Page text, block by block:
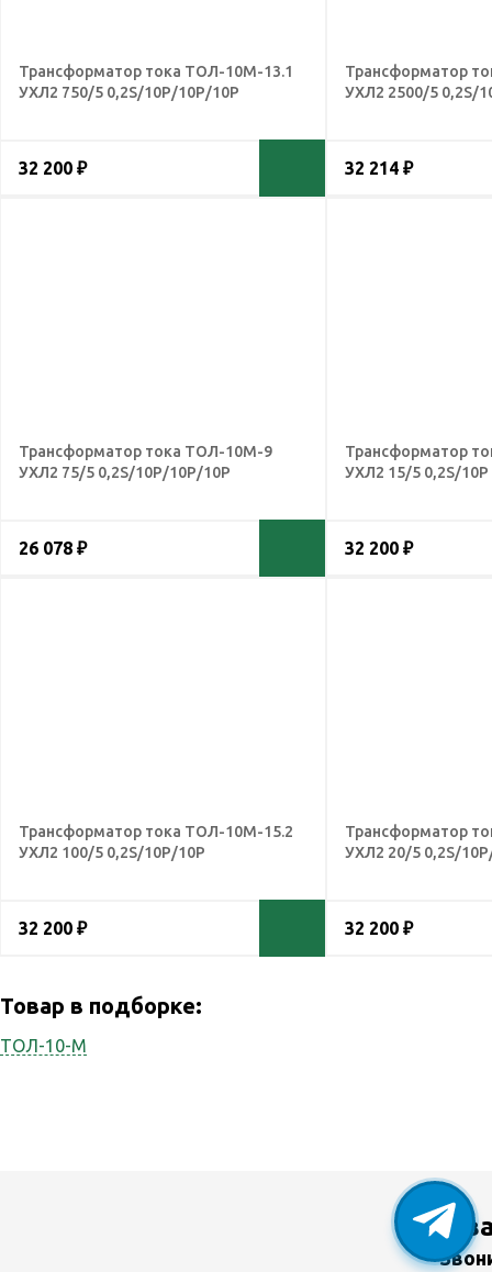
Трансформатор тока ТОЛ-10М-13.1
УХЛ2 750/5 0,2S/10Р/10Р/10Р
32 200 ₽
Трансформатор
УХЛ2 2500/5 0,2S/
32 214 ₽
Трансформатор тока ТОЛ-10М-9
УХЛ2 75/5 0,2S/10Р/10Р/10Р
26 078 ₽
Трансформатор
УХЛ2 15/5 0,2S/10Р
32 200 ₽
Трансформатор тока ТОЛ-10М-15.2
УХЛ2 100/5 0,2S/10Р/10Р
32 200 ₽
Трансформатор
УХЛ2 20/5 0,2S/
32 200 ₽
Товар в подборке:
ТОЛ-10-М
У